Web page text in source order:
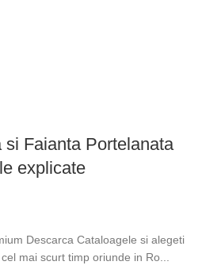
Faianta Portelanata
explicate
Descarca Cataloagele si alegeti
mai scurt timp oriunde in Ro...